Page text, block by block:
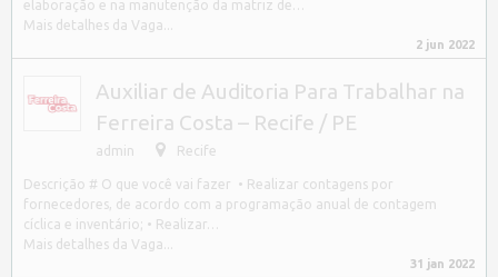
elaboração e na manutenção da matriz de…
Mais detalhes da Vaga...
2 jun 2022
Auxiliar de Auditoria Para Trabalhar na
Ferreira Costa – Recife / PE
admin Recife
Descrição # O que você vai fazer • Realizar contagens por
fornecedores, de acordo com a programação anual de contagem
cíclica e inventário; • Realizar…
Mais detalhes da Vaga...
31 jan 2022